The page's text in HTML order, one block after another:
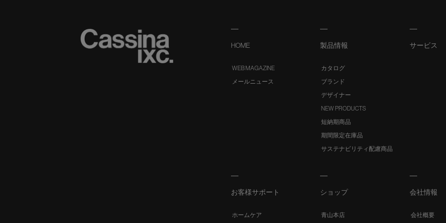
HOME
WEB MAGAZINE
メールニュース
製品情報
カタログ
ブランド
デザイナー
NEW PRODUCTS
短納期商品
期間限定在庫品
サステナビリティ配慮商品
サービス
お客様サポート
ホームケア
ショップ
青山本店
会社情報
会社概要